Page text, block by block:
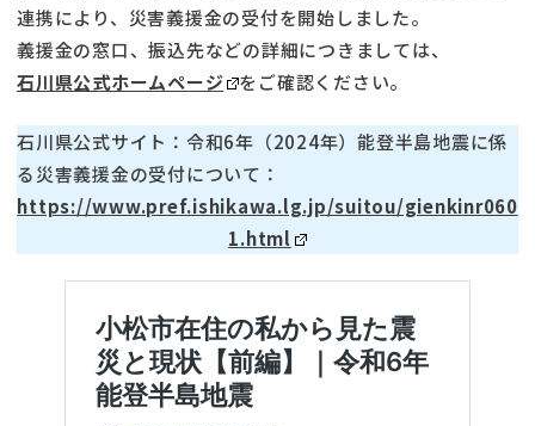
連携により、災害義援金の受付を開始しました。
義援金の窓口、振込先などの詳細につきましては、
石川県公式ホームページ
をご確認ください。
石川県公式サイト：令和6年（2024年）能登半島地震に係
る災害義援金の受付について：
https://www.pref.ishikawa.lg.jp/suitou/gienkinr060
1.html